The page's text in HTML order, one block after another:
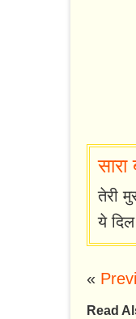
तेरी
ये
«
Read